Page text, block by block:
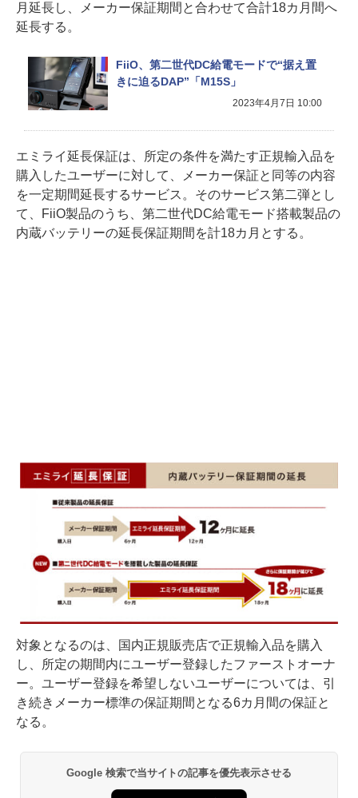
月延長し、メーカー保証期間と合わせて合計18カ月間へ
延長する。
FiiO、第二世代DC給電モードで“据え置
きに迫るDAP”「M15S」
2023年4月7日 10:00
エミライ延長保証は、所定の条件を満たす正規輸入品を
購入したユーザーに対して、メーカー保証と同等の内容
を一定期間延長するサービス。そのサービス第二弾とし
て、FiiO製品のうち、第二世代DC給電モード搭載製品の
内蔵バッテリーの延長保証期間を計18カ月とする。
対象となるのは、国内正規販売店で正規輸入品を購入
し、所定の期間内にユーザー登録したファーストオーナ
ー。ユーザー登録を希望しないユーザーについては、引
き続きメーカー標準の保証期間となる6カ月間の保証と
なる。
Google 検索で当サイトの記事を優先表示させる